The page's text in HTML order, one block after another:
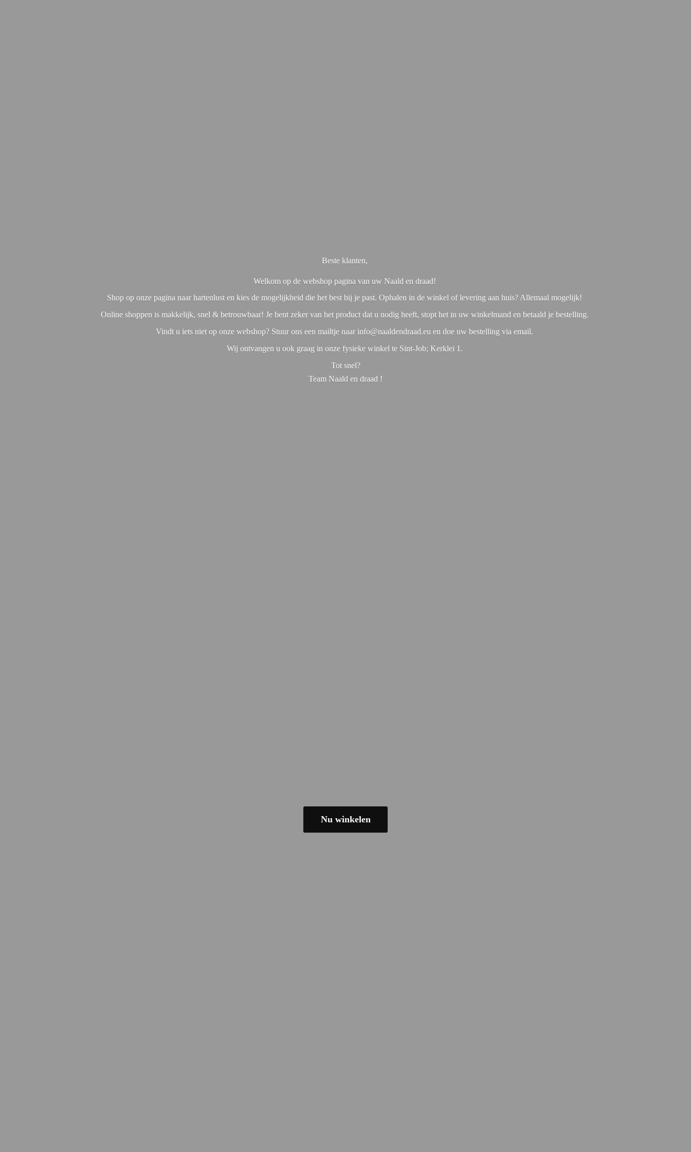
Beste klanten,
Welkom op de webshop pagina van uw Naald en draad!
Shop op onze pagina naar hartenlust en kies de mogelijkheid die het best bij je past. Ophalen in de winkel of levering aan huis? Allemaal mogelijk!
Online shoppen is makkelijk, snel & betrouwbaar! Je bent zeker van het product dat u nodig heeft, stopt het in uw winkelmand en betaald je bestelling.
Vindt u iets niet op onze webshop? Stuur ons een mailtje naar info@naaldendraad.eu en doe uw bestelling via email.
Wij ontvangen u ook graag in onze fysieke winkel te Sint-Job; Kerklei 1.
Tot snel?
Team Naald en draad !
Nu winkelen